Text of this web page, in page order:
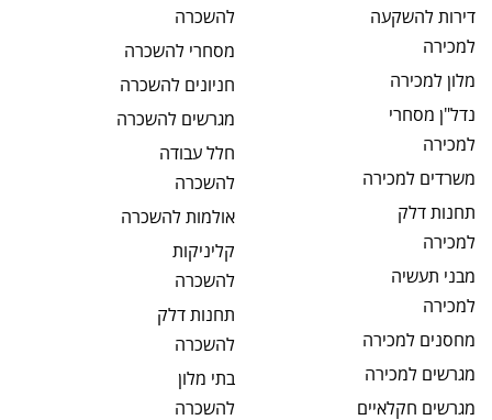
דירות להשקעה
למכירה
מלון למכירה
נדל"ן מסחרי
למכירה
משרדים למכירה
תחנות דלק
למכירה
מבני תעשיה
למכירה
מחסנים למכירה
מגרשים למכירה
מגרשים חקלאיים
להשכרה
מסחרי להשכרה
חניונים להשכרה
מגרשים להשכרה
חלל עבודה
להשכרה
אולמותלהשכרה
קליניקות
להשכרה
תחנות דלק
להשכרה
בתי מלון
להשכרה